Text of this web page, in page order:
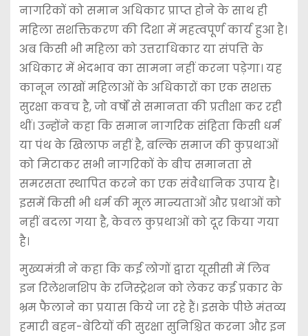
नागरिकों को समान अधिकार प्राप्त होने के साथ ही
महिला सशक्तिकरण की दिशा में महत्वपूर्ण कार्य हुआ है।
अब किसी भी महिला को उत्तराधिकार या संपत्ति के
अधिकार में भेदभाव का सामना नहीं करना पड़ेगा। यह
कानून लाखों महिलाओं के अधिकारों का एक सशक्त
सुरक्षा कवच है, जो वर्षों से समानता की प्रतीक्षा कर रही
थीं। उन्होंने कहा कि समान नागरिक संहिता किसी धर्म
या पंथ के खिलाफ नहीं है, बल्कि समाज की कुप्रथाओं
को मिटाकर सभी नागरिकों के बीच समानता से
समरसता स्थापित करने का एक संवैधानिक उपाय है।
इसमें किसी भी धर्म की मूल मान्यताओं और प्रथाओं को
नहीं बदला गया है, केवल कुप्रथाओं को दूर किया गया
है।
मुख्यमंत्री ने कहा कि कई लोगों द्वारा यूसीसी में लिव
इन रिलेशनशिप के रजिस्ट्रेशन को लेकर कई प्रकार के
भ्रम फैलाने का प्रयास किये जा रहे हैं। इसके पीछे मंतव्य
हमारी बहन-बेटियों की सुरक्षा सुनिश्चित करना और इन